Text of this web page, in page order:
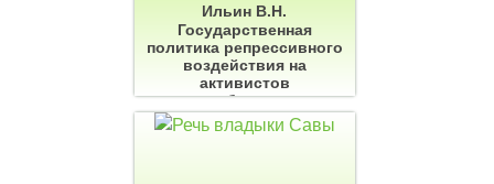
Ильин В.Н.
Государственная
политика репрессивного
воздействия на
активистов
старообрядчества
Томской губернии в XIX
веке